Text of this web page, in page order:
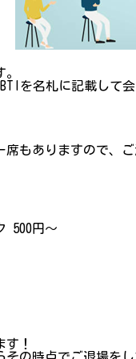
を名札に記載して
もありますので、ご
500円〜
！